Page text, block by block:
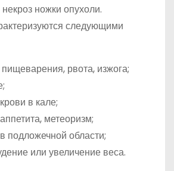
ножки опухоли.
следующими
рвота, изжога;
в кале;
метеоризм;
подложечной области;
или увеличение веса.